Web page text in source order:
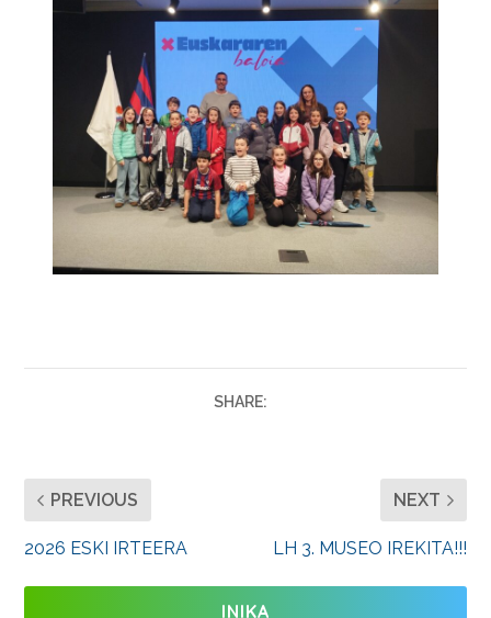
SHARE:
PREVIOUS
2026 ESKI IRTEERA
NEXT
LH 3. MUSEO IREKITA!!!
INIKA